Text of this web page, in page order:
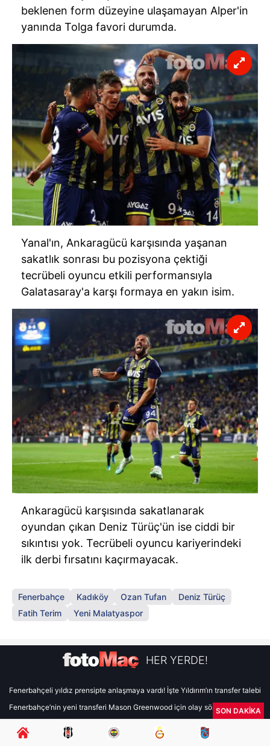
beklenen form düzeyine ulaşamayan Alper'in
yanında Tolga favori durumda.
Yanal'ın, Ankaragücü karşısında yaşanan
sakatlık sonrası bu pozisyona çektiği
tecrübeli oyuncu etkili performansıyla
Galatasaray'a karşı formaya en yakın isim.
Ankaragücü karşısında sakatlanarak
oyundan çıkan Deniz Türüç'ün ise ciddi bir
sıkıntısı yok. Tecrübeli oyuncu kariyerindeki
ilk derbi fırsatını kaçırmayacak.
Fenerbahçe Kadıköy Ozan Tufan
Deniz Türüç
Fatih Terim
Yeni Malatyaspor
HER YERDE!
Fenerbahçeli yıldız prensipte anlaşmaya vardı! İşte Yıldırım’ın transfer talebi
Fenerbahçe’nin yeni transferi Mason Greenwood için olay sözler!SON DAKİKA